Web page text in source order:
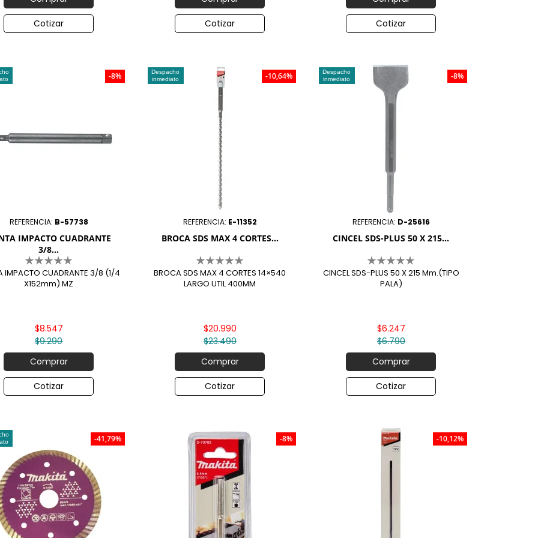
Cotizar Cotizar Cotizar
REFERENCIA: B-57738
IMPACTO CUADRANTE
3/8...
IMPACTO CUADRANTE 3/8 (1/4
X152mm) MZ
$9.290
$8.547
Comprar
Cotizar
-8%
Despacho
inmediato
REFERENCIA: E-11352
BROCA SDS MAX 4 CORTES...
BROCA SDS MAX 4 CORTES 14×540
LARGO UTIL 400MM
$23.490
$20.990
Comprar
Cotizar
-10,64%
Despacho
inmediato
REFERENCIA: D-25616
CINCEL SDS-PLUS 50 X 215...
CINCEL SDS-PLUS 50 X 215 Mm.(TIPO
PALA)
$6.790
$6.247
Comprar
Cotizar
-8%
-41,79% -8% -10,12%